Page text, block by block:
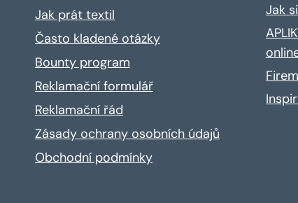
Jak prát textil
Často kladené otázky
Bounty program
Reklamační formulář
Reklamační řád
Zásady ochrany osobních údajů
Obchodní podmínky
Jak